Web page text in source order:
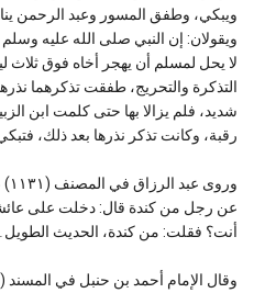
ويبكي، وطفق المسور وعبد الرحمن
ويقولان: إن النبي صلى الله عليه
لا يحل لمسلم أن يهجر أخاه فوق ثلاث
التذكرة والتحريج، طفقت تذكرهما
شديد، فلم يزالا بها حتى كلمت ابن
رقبة، وكانت تذكر نذرها بعد ذلك،
عن رجل من كندة قال: دخلت على
أنت؟ فقلت: من كندة، الحديث الطويل۔